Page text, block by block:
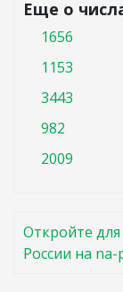
Еще о
1656
1153
3443
982
2009
Откройте
России на